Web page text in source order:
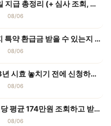
근로장려금 8월 27일 지급 총정리 (+ 심사 조회, 감액 사유, 계좌 오류, 기한 후 신청)
08/06
자동차보험 마일리지 특약 환급금 받을 수 있는지 여부 확인
08/06
건강보험료 환급금 3년 시효 놓치기 전에 신청하는 법 (과오납 조회, 이중납부 정산, 자동지급 등록)
08/06
미청구 퇴직연금 1인당 평균 174만원 조회하고 받는 순서
08/06